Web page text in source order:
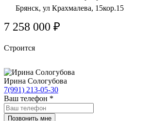
Брянск, ул Крахмалева, 15кор.15
7 258 000 ₽
Строится
Ирина Сологубова
7(991) 213-05-30
Ваш телефон *